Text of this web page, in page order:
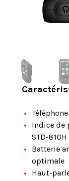
Indice de
STD-810H
Batterie
optimale
Haut-